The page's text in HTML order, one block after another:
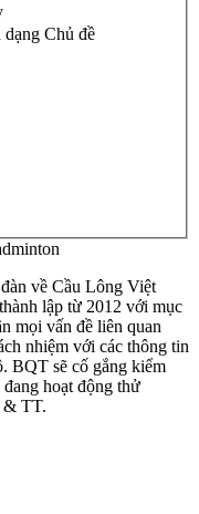
Chủ đề
về Cầu Lông Việt
lập từ 2012 với mục
mọi vấn đề liên quan
nhiệm với các thông tin
BQT sẽ cố gắng kiểm
hoạt động thử
& TT.